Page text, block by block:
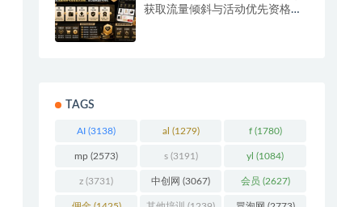
获取流量倾斜与活动优先资格，
TAGS
AI (3138) al (1279) f(1780)
mp (2573) s(3191) yl (1084)
z (3731) 中创网 (3067) 会员 (2627)